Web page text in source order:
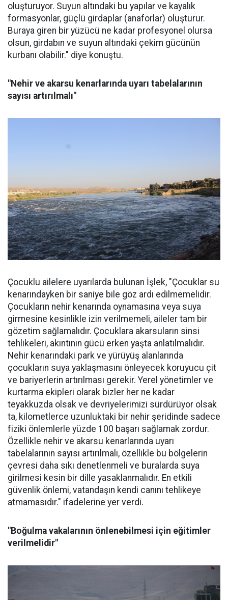
oluşturuyor. Suyun altındaki bu yapılar ve kayalık
formasyonlar, güçlü girdaplar (anaforlar) oluşturur.
Buraya giren bir yüzücü ne kadar profesyonel olursa
olsun, girdabın ve suyun altındaki çekim gücünün
kurbanı olabilir." diye konuştu.
"Nehir ve akarsu kenarlarında uyarı tabelalarının
sayısı artırılmalı"
Çocuklu ailelere uyarılarda bulunan İşlek, "Çocuklar su
kenarındayken bir saniye bile göz ardı edilmemelidir.
Çocukların nehir kenarında oynamasına veya suya
girmesine kesinlikle izin verilmemeli, aileler tam bir
gözetim sağlamalıdır. Çocuklara akarsuların sinsi
tehlikeleri, akıntının gücü erken yaşta anlatılmalıdır.
Nehir kenarındaki park ve yürüyüş alanlarında
çocukların suya yaklaşmasını önleyecek koruyucu çit
ve bariyerlerin artırılması gerekir. Yerel yönetimler ve
kurtarma ekipleri olarak bizler her ne kadar
teyakkuzda olsak ve devriyelerimizi sürdürüyor olsak
ta, kilometlerce uzunluktaki bir nehir şeridinde sadece
fiziki önlemlerle yüzde 100 başarı sağlamak zordur.
Özellikle nehir ve akarsu kenarlarında uyarı
tabelalarının sayısı artırılmalı, özellikle bu bölgelerin
çevresi daha sıkı denetlenmeli ve buralarda suya
girilmesi kesin bir dille yasaklanmalıdır. En etkili
güvenlik önlemi, vatandaşın kendi canını tehlikeye
atmamasıdır." ifadelerine yer verdi.
"Boğulma vakalarının önlenebilmesi için eğitimler
verilmelidir"